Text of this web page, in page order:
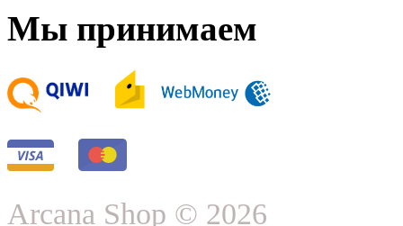
Мы принимаем
Arcana Shop © 2026